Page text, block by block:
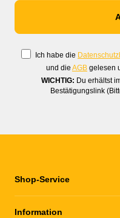
Ich habe die
und die AGB gelesen
WICHTIG: Du erhältst
Bestätigungslink
Shop-Service
Information